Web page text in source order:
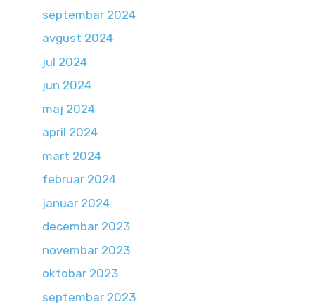
septembar 2024
avgust 2024
jul 2024
jun 2024
maj 2024
april 2024
mart 2024
februar 2024
januar 2024
decembar 2023
novembar 2023
oktobar 2023
septembar 2023